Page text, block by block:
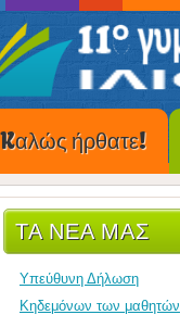
Kαλώς ήρθατε!
ΤΑ ΝΈΑ ΜΑΣ
Υπεύθυνη Δήλωση
Κηδεμόνων των μαθητών